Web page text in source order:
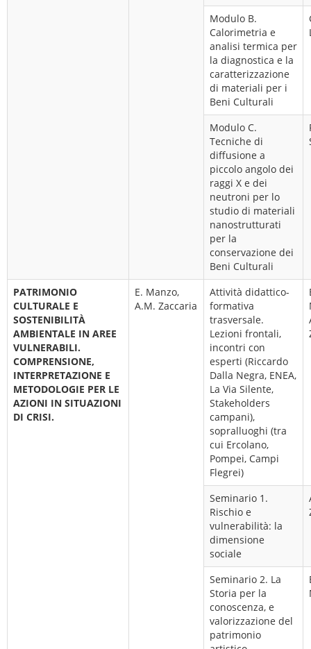
Modulo B.
Calorimetria e
analisi termica per
la diagnostica e la
caratterizzazione
di materiali per i
Beni Culturali
Modulo C.
Tecniche di
diffusione a
piccolo angolo dei
raggi X e dei
neutroni per lo
studio di materiali
nanostrutturati
per la
conservazione dei
Beni Culturali
PATRIMONIO
CULTURALE E
SOSTENIBILITÀ
AMBIENTALE IN AREE
VULNERABILI.
COMPRENSIONE,
INTERPRETAZIONE E
METODOLOGIE PER LE
AZIONI IN SITUAZIONI
DI CRISI.
E. Manzo,
A.M. Zaccaria
Attività didattico-
formativa
trasversale.
Lezioni frontali,
incontri con
esperti (Riccardo
Dalla Negra, ENEA,
La Via Silente,
Stakeholders
campani),
sopralluoghi (tra
cui Ercolano,
Pompei, Campi
Flegrei)
Seminario 1.
Rischio e
vulnerabilità: la
dimensione
sociale
Seminario 2. La
Storia per la
conoscenza, e
valorizzazione del
patrimonio